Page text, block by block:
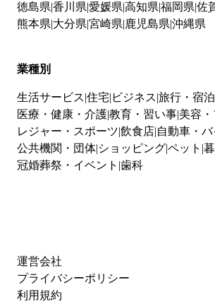
徳島県 香川県 愛媛県 高知県 福岡県 佐
熊本県 大分県 宮崎県 鹿児島県 沖縄県
業種別
生活サービス 住宅 ビジネス 旅行・宿泊
医療・健康・介護教育・習い事 美容
レジャー・スポーツ 飲食店 自動車・バ
公共機関・団体 ショッピングペット
冠婚葬祭・イベント 歯科
運営会社
プライバシーポリシー
利用規約